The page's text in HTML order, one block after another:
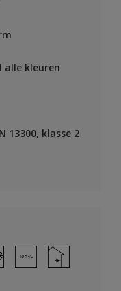
alle kleuren
13300, klasse 2